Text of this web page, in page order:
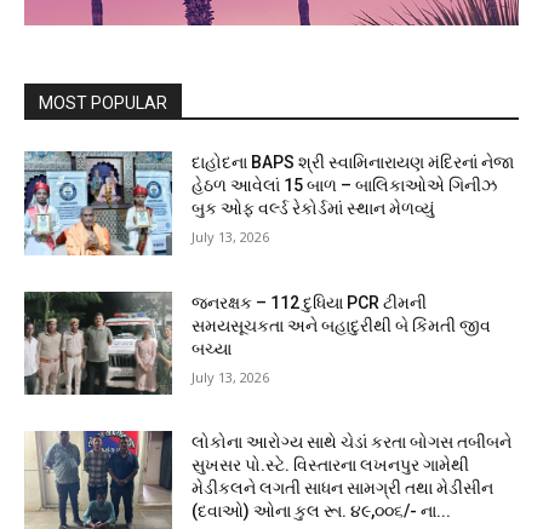
MOST POPULAR
દાહોદના BAPS શ્રી સ્વામિનારાયણ મંદિરનાં નેજા
હેઠળ આવેલાં 15 બાળ – બાલિકાઓએ ગિનીઝ
બુક ઓફ વર્લ્ડ રેકોર્ડમાં સ્થાન મેળવ્યું
July 13, 2026
જનરક્ષક – 112 દુધિયા PCR ટીમની
સમયસૂચકતા અને બહાદુરીથી બે કિંમતી જીવ
બચ્યા
July 13, 2026
લોકોના આરોગ્ય સાથે ચેડાં કરતા બોગસ તબીબને
સુખસર પો.સ્ટે. વિસ્તારના લખનપુર ગામેથી
મેડીકલને લગતી સાધન સામગ્રી તથા મેડીસીન
(દવાઓ) ઓના કુલ રૂા. ૪૯,૦૦૬/- ના...